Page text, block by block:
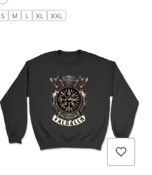
S M L XL XXL